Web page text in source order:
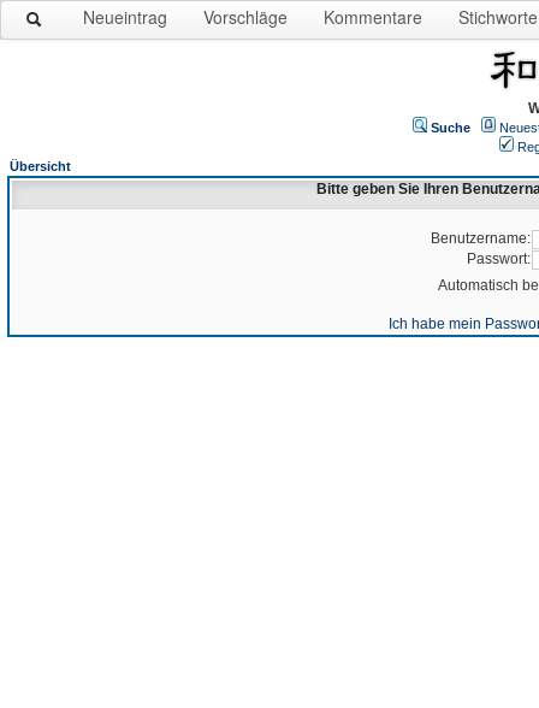
Neueintrag Vorschläge Kommentare Stichworte
Suche
Übersicht
Bitte geben Sie Ihren
Benutzername:
Passwort:
Automatisch
Ich habe mein